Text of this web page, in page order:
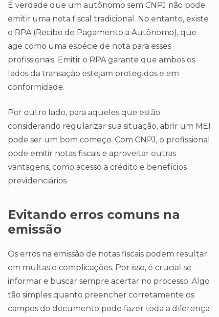
É verdade que um autônomo sem CNPJ não pode
emitir uma nota fiscal tradicional. No entanto, existe
o RPA (Recibo de Pagamento a Autônomo), que
age como uma espécie de nota para esses
profissionais. Emitir o RPA garante que ambos os
lados da transação estejam protegidos e em
conformidade.
Por outro lado, para aqueles que estão
considerando regularizar sua situação, abrir um MEI
pode ser um bom começo. Com CNPJ, o profissional
pode emitir notas fiscais e aproveitar outras
vantagens, como acesso a crédito e benefícios
previdenciários.
Evitando erros comuns na
emissão
Os erros na emissão de notas fiscais podem resultar
em multas e complicações. Por isso, é crucial se
informar e buscar sempre acertar no processo. Algo
tão simples quanto preencher corretamente os
campos do documento pode fazer toda a diferença